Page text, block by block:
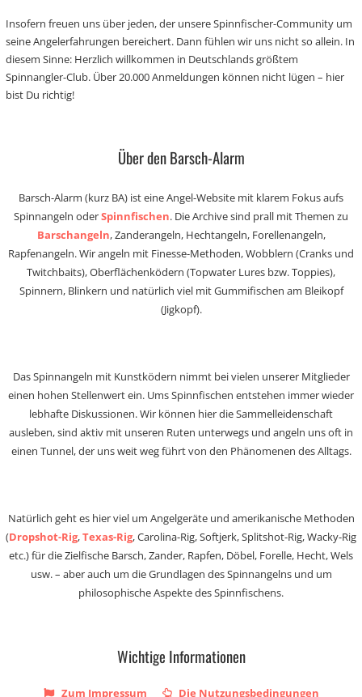
Insofern freuen uns über jeden, der unsere Spinnfischer-Community um
seine Angelerfahrungen bereichert. Dann fühlen wir uns nicht so allein. In
diesem Sinne: Herzlich willkommen in Deutschlands größtem
Spinnangler-Club. Über 20.000 Anmeldungen können nicht lügen – hier
bist Du richtig!
Über den Barsch-Alarm
Barsch-Alarm (kurz BA) ist eine Angel-Website mit klarem Fokus aufs
Spinnangeln oderSpinnfischen. Die Archive sind prall mit Themen zu
Barschangeln, Zanderangeln, Hechtangeln, Forellenangeln,
Rapfenangeln. Wir angeln mit Finesse-Methoden, Wobblern (Cranks und
Twitchbaits), Oberflächenködern (Topwater Lures bzw. Toppies),
Spinnern, Blinkern und natürlich viel mit Gummifischen am Bleikopf
(Jigkopf).
Das Spinnangeln mit Kunstködern nimmt bei vielen unserer Mitglieder
einen hohen Stellenwert ein. Ums Spinnfischen entstehen immer wieder
lebhafte Diskussionen. Wir können hier die Sammelleidenschaft
ausleben, sind aktiv mit unseren Ruten unterwegs und angeln uns oft in
einen Tunnel, der uns weit weg führt von den Phänomenen des Alltags.
Natürlich geht es hier viel um Angelgeräte und amerikanische Methoden
(Dropshot-Rig,Texas-Rig, Carolina-Rig, Softjerk, Splitshot-Rig, Wacky-Rig
etc.) für die Zielfische Barsch, Zander, Rapfen, Döbel, Forelle, Hecht, Wels
usw. – aber auch um die Grundlagen des Spinnangelns und um
philosophische Aspekte des Spinnfischens.
Wichtige Informationen
Zum Impressum Die Nutzungsbedingungen